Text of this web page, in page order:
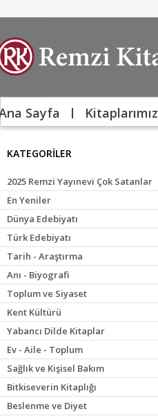
Sayfa Kitaplarımız
KATEGORİLER
2025 Remzi Yayınevi Çok Satanlar
En Yeniler
Dünya Edebiyatı
Türk Edebiyatı
Tarih - Araştırma
Anı - Biyografi
Toplum ve Siyaset
Kent Kültürü
Yabancı Dilde Kitaplar
Ev - Aile - Toplum
Sağlık ve Kişisel Bakım
Bitkiseverin Kitaplığı
Beslenme ve Diyet